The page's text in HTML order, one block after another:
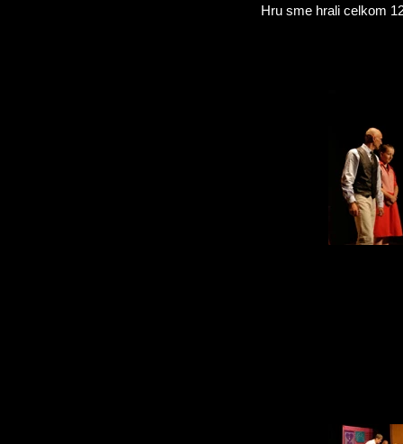
Hru sme hrali celkom